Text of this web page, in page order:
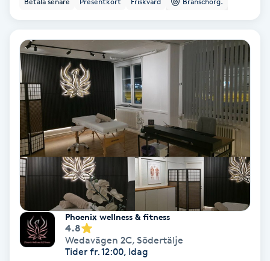
Babylights
Balayage
Bambumassage
Barber
Barnklippning
BIAB
Phoenix wellness & fitness
4.8
Wedavägen 2C, Södertälje
Tider fr. 12:00, Idag